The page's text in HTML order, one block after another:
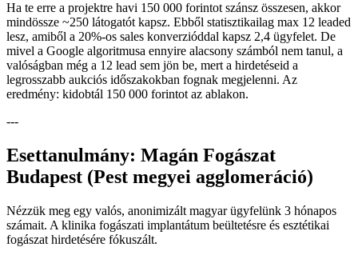
Ha te erre a projektre havi 150 000 forintot szánsz összesen, akkor
mindössze ~250 látogatót kapsz. Ebből statisztikailag max 12 leaded
lesz, amiből a 20%-os sales konverzióddal kapsz 2,4 ügyfelet. De
mivel a Google algoritmusa ennyire alacsony számból nem tanul, a
valóságban még a 12 lead sem jön be, mert a hirdetéseid a
legrosszabb aukciós időszakokban fognak megjelenni. Az
eredmény: kidobtál 150 000 forintot az ablakon.
---
Esettanulmány: Magán Fogászat
Budapest (Pest megyei agglomeráció)
Nézzük meg egy valós, anonimizált magyar ügyfelünk 3 hónapos
számait. A klinika fogászati implantátum beültetésre és esztétikai
fogászat hirdetésére fókuszált.